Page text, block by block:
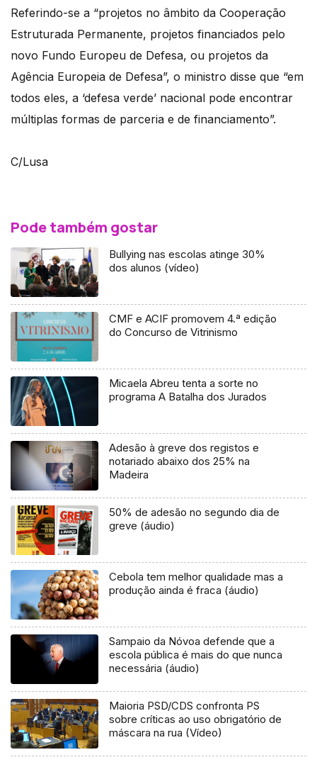
Referindo-se a “projetos no âmbito da Cooperação
Estruturada Permanente, projetos financiados pelo
novo Fundo Europeu de Defesa, ou projetos da
Agência Europeia de Defesa”, o ministro disse que “em
todos eles, a ‘defesa verde’ nacional pode encontrar
múltiplas formas de parceria e de financiamento”.
C/Lusa
Pode também gostar
Bullying nas escolas atinge 30%
dos alunos (vídeo)
CMF e ACIF promovem 4.ª edição
do Concurso de Vitrinismo
Micaela Abreu tenta a sorte no
programa A Batalha dos Jurados
Adesão à greve dos registos e
notariado abaixo dos 25% na
Madeira
50% de adesão no segundo dia de
greve (áudio)
Cebola tem melhor qualidade mas a
produção ainda é fraca (áudio)
Sampaio da Nóvoa defende que a
escola pública é mais do que nunca
necessária (áudio)
Maioria PSD/CDS confronta PS
sobre críticas ao uso obrigatório de
máscara na rua (Vídeo)